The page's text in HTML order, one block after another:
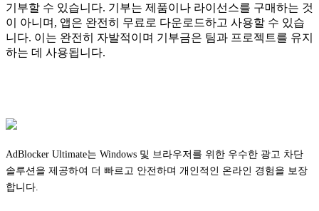
기부할 수 있습니다. 기부는 제품이나 라이선스를 구매하는 것
이 아니며, 앱은 완전히 무료로 다운로드하고 사용할 수 있습
니다. 이는 완전히 자발적이며 기부금은 팀과 프로젝트를 유지
하는 데 사용됩니다.
AdBlocker Ultimate는 Windows 및 브라우저를 위한 우수한 광고 차단
솔루션을 제공하여 더 빠르고 안전하며 개인적인 온라인 경험을 보장
합니다.